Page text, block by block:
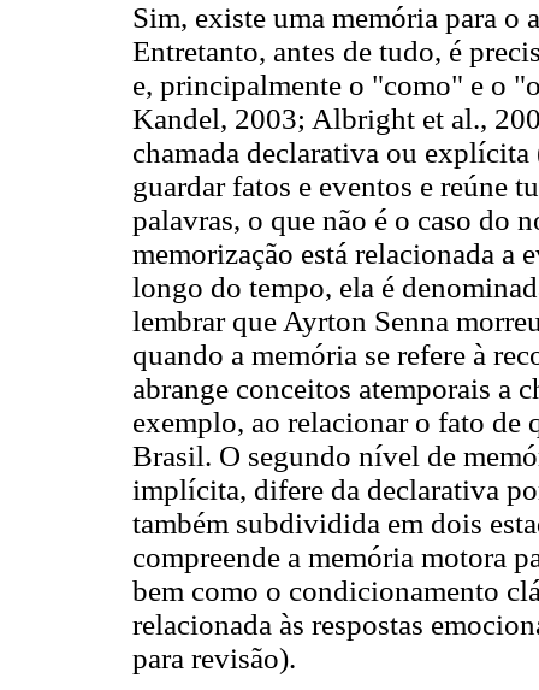
Sim, existe uma memória para o
Entretanto, antes de tudo, é
e, principalmente o "como" e o
Kandel, 2003; Albright et al.,
chamada declarativa ou
guardar fatos e eventos e reúne
palavras, o que não é o caso do
memorização está relacionada a
longo do tempo, ela é
lembrar que Ayrton Senna
quando a memória se refere à
abrange conceitos atemporais a
exemplo, ao relacionar o fato de
Brasil. O segundo nível de
implícita, difere da declarativa
também subdividida em dois
compreende a memória motora
bem como o condicionamento
relacionada às respostas
para revisão).